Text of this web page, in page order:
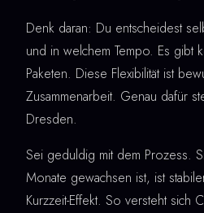
Denk daran: Du entscheidest
und in welchem Tempo. Es gibt
Paketen. Diese Flexibilität ist
Zusammenarbeit. Genau dafür
Dresden.
Sei geduldig mit dem Prozess.
Monate gewachsen ist, ist
Kurzzeit-Effekt. So versteht sich